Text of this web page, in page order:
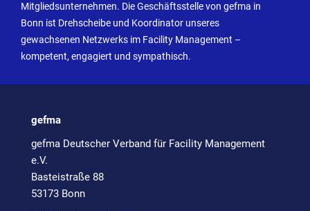
Mitgliedsunternehmen. Die Geschäftsstelle von gefma in
Bonn ist Drehscheibe und Koordinator unseres
gewachsenen Netzwerks im Facility Management –
kompetent, engagiert und sympathisch.
gefma
gefma Deutscher Verband für Facility Management
e.V.
Basteistraße 88
53173 Bonn